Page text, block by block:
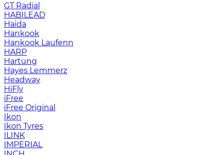
GT Radial
HABILEAD
Haida
Hankook
Hankook Laufenn
HARP
Hartung
Hayes Lemmerz
Headway
HiFly
iFree
iFree Original
Ikon
Ikon Tyres
ILINK
IMPERIAL